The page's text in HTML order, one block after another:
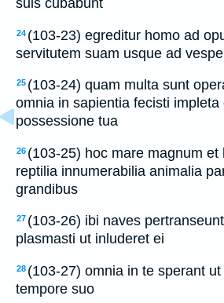
suis cubabunt
24 (103-23) egreditur homo ad
servitutem suam usque ad
25 (103-24) quam multa sunt
omnia in sapientia fecisti impleta
possessione tua
26 (103-25) hoc mare magnum et
reptilia innumerabilia animalia
grandibus
27 (103-26) ibi naves
plasmasti ut inluderet ei
28 (103-27) omnia in te sperant
tempore suo